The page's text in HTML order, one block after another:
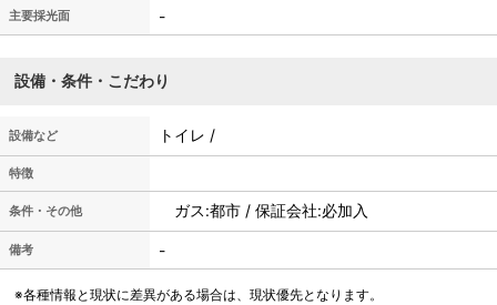
主要採光面 -
設備・条件・こだわり
設備など トイレ /
特徴
条件・その他 ガス:都市 / 保証会社:必加入
備考 -
※各種情報と現状に差異がある場合は、現状優先となります。